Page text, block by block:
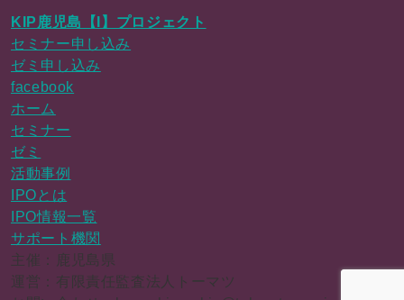
KIP鹿児島【I】プロジェクト
セミナー申し込み
ゼミ申し込み
facebook
ホーム
セミナー
ゼミ
活動事例
IPOとは
IPO情報一覧
サポート機関
主催：鹿児島県
運営：有限責任監査法人トーマツ